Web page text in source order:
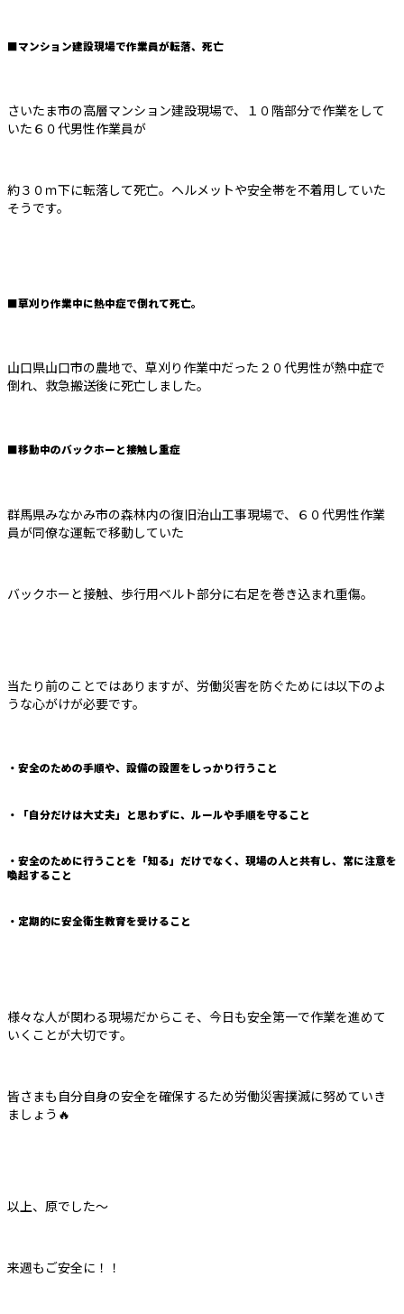
■マンション建設現場で作業員が転落、死亡
さいたま市の高層マンション建設現場で、１０階部分で作業をして
いた６０代男性作業員が
約３０ｍ下に転落して死亡。ヘルメットや安全帯を不着用していた
そうです。
■草刈り作業中に熱中症で倒れて死亡。
山口県山口市の農地で、草刈り作業中だった２０代男性が熱中症で
倒れ、救急搬送後に死亡しました。
■移動中のバックホーと接触し重症
群馬県みなかみ市の森林内の復旧治山工事現場で、６０代男性作業
員が同僚な運転で移動していた
バックホーと接触、歩行用ベルト部分に右足を巻き込まれ重傷。
当たり前のことではありますが、労働災害を防ぐためには以下のよ
うな心がけが必要です。
・安全のための手順や、設備の設置をしっかり行うこと
・「自分だけは大丈夫」と思わずに、ルールや手順を守ること
・安全のために行うことを「知る」だけでなく、現場の人と共有し、常に注意を
喚起すること
・定期的に安全衛生教育を受けること
様々な人が関わる現場だからこそ、今日も安全第一で作業を進めて
いくことが大切です。
皆さまも自分自身の安全を確保するため労働災害撲滅に努めていき
ましょう🔥
以上、原でした～
来週もご安全に！！